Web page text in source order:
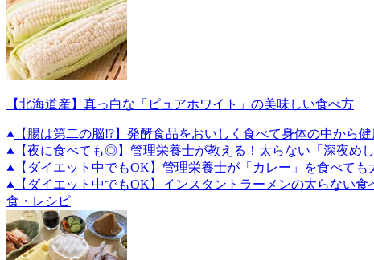
【北海道産】真っ白な「ピュアホワイト」の美味しい食べ方
【腸は第二の脳!?】発酵食品をおいしく食べて身体の中から健
【夜に食べても◎】管理栄養士が教える！太らない「深夜め
【ダイエット中でもOK】管理栄養士が「カレー」を食べても
【ダイエット中でもOK】インスタントラーメンの太らない食
食・レシピ